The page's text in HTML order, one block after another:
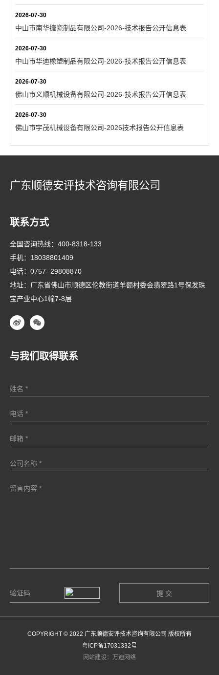
2026-07-30
中山市南华搪瓷制品有限公司-2026-技术报告公开信息表
2026-07-30
中山市华迪橡塑制品有限公司-2026-技术报告公开信息表
2026-07-30
佛山市义顺机械设备有限公司-2026-技术报告公开信息表
2026-07-30
佛山市宇茂机械设备有限公司-2026技术报告公开信息表
广东顺德安评技术咨询有限公司
联系方式
全国咨询热线： 400-8318-133
手机： 18038801409
电话： 0757- 29808870
地址：广东省佛山市顺德区伦教街道羊额村委会翡翠路1号保发珠
宝产业中心1幢7-8层
与我们取得联系
COPYRIGHT © 2022 广东顺德安评技术咨询有限公司 版权所有
粤ICP备17031332号
网站建设：万迪网络